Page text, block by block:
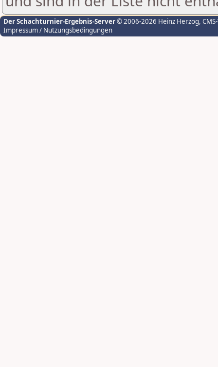
Der Schachturnier-Ergebnis-Server© 2006-2026 Heinz Herzog,
Impressum / Nutzungsbedingungen